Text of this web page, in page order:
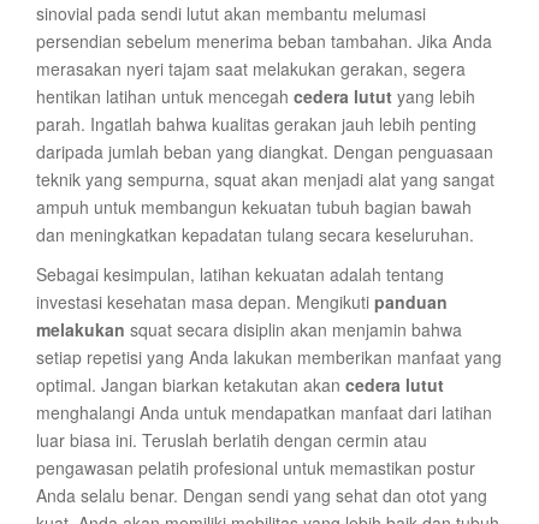
sinovial pada sendi lutut akan membantu melumasi
persendian sebelum menerima beban tambahan. Jika Anda
merasakan nyeri tajam saat melakukan gerakan, segera
hentikan latihan untuk mencegah cedera lutut yang lebih
parah. Ingatlah bahwa kualitas gerakan jauh lebih penting
daripada jumlah beban yang diangkat. Dengan penguasaan
teknik yang sempurna, squat akan menjadi alat yang sangat
ampuh untuk membangun kekuatan tubuh bagian bawah
dan meningkatkan kepadatan tulang secara keseluruhan.
Sebagai kesimpulan, latihan kekuatan adalah tentang
investasi kesehatan masa depan. Mengikuti panduan
melakukan squat secara disiplin akan menjamin bahwa
setiap repetisi yang Anda lakukan memberikan manfaat yang
optimal. Jangan biarkan ketakutan akan cedera lutut
menghalangi Anda untuk mendapatkan manfaat dari latihan
luar biasa ini. Teruslah berlatih dengan cermin atau
pengawasan pelatih profesional untuk memastikan postur
Anda selalu benar. Dengan sendi yang sehat dan otot yang